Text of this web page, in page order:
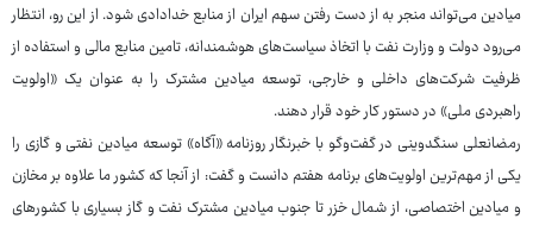
میادین می‌تواند منجر به از دست رفتن سهم ایران از منابع خدادادی شود. از این رو، انتظار
می‌رود دولت و وزارت نفت با اتخاذ سیاست‌های هوشمندانه، تامین منابع مالی و استفاده از
ظرفیت شرکت‌های داخلی و خارجی، توسعه میادین مشترک را به عنوان یک «اولویت
راهبردی ملی» در دستور کار خود قرار دهند.
رمضانعلی سنگدوینی در گفت‌وگو با خبرنگار روزنامه «آگاه» توسعه میادین نفتی و گازی را
یکی از مهم‌ترین اولویت‌های برنامه هفتم دانست و گفت: از آنجا که کشور ما علاوه بر مخازن
و میادین اختصاصی، از شمال خزر تا جنوب میادین مشترک نفت و گاز بسیاری با کشورهای